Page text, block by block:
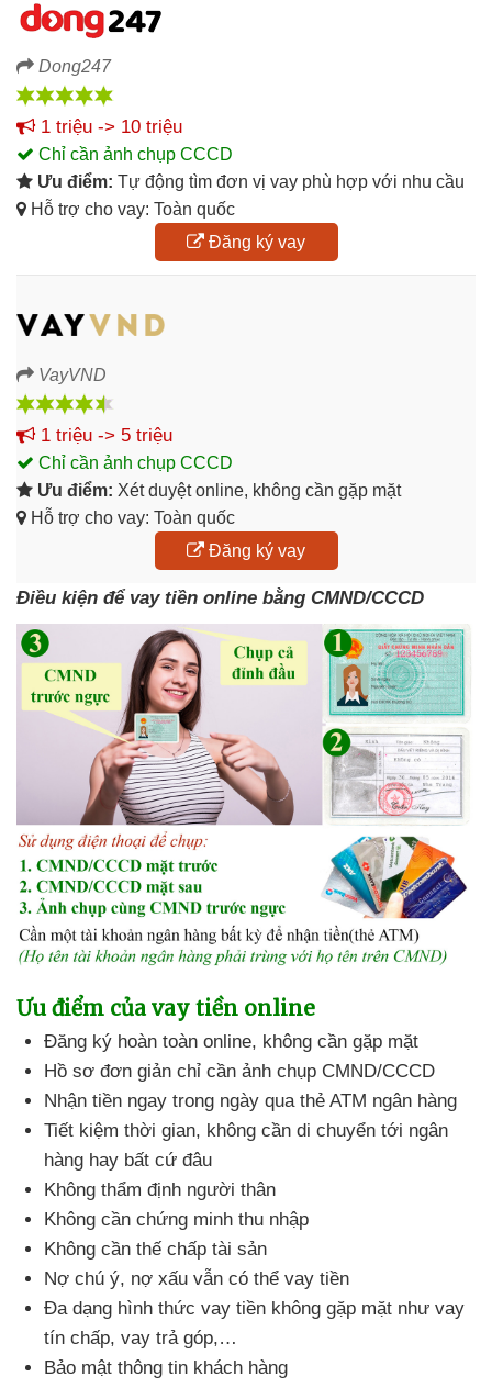
Dong247
1 triệu -> 10 triệu
Chỉ cần ảnh chụp CCCD
Ưu điểm: Tự động tìm đơn vị vay phù hợp với nhu cầu
Hỗ trợ cho vay: Toàn quốc
Đăng ký vay
VayVND
1 triệu -> 5 triệu
Chỉ cần ảnh chụp CCCD
Ưu điểm: Xét duyệt online, không cần gặp mặt
Hỗ trợ cho vay: Toàn quốc
Đăng ký vay
Điều kiện để vay tiền online bằng CMND/CCCD
Ưu điểm của vay tiền online
Đăng ký hoàn toàn online, không cần gặp mặt
Hồ sơ đơn giản chỉ cần ảnh chụp CMND/CCCD
Nhận tiền ngay trong ngày qua thẻ ATM ngân hàng
Tiết kiệm thời gian, không cần di chuyển tới ngân
hàng hay bất cứ đâu
Không thẩm định người thân
Không cần chứng minh thu nhập
Không cần thế chấp tài sản
Nợ chú ý, nợ xấu vẫn có thể vay tiền
Đa dạng hình thức vay tiền không gặp mặt như vay
tín chấp, vay trả góp,…
Bảo mật thông tin khách hàng